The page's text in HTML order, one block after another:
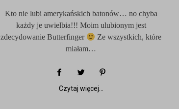
Kto nie lubi amerykańskich batonów… no chyba
każdy je uwielbia!!! Moim ulubionym jest
zdecydowanie Butterfinger
Ze wszystkich, które
miałam…
Czytaj więcej...